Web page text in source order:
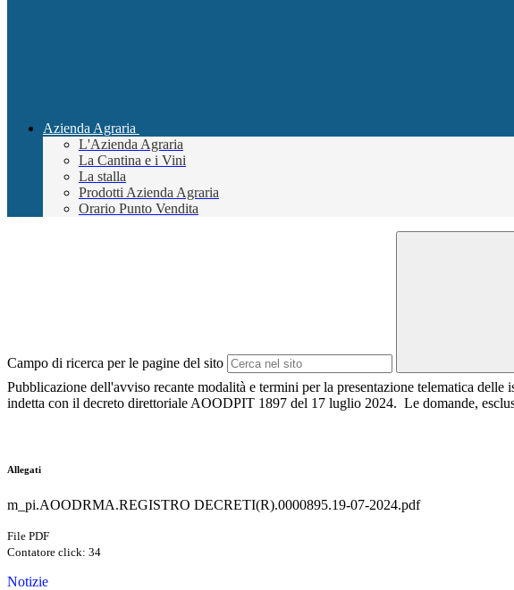
Azienda Agraria
L'Azienda Agraria
La Cantina e i Vini
La stalla
Prodotti Azienda Agraria
Orario Punto Vendita
Campo di ricerca per le pagine del sito
Pubblicazione dell'avviso recante modalità e termini per la presentazione telematica
indetta con il decreto direttoriale AOODPIT 1897 del 17 luglio 2024. Le domande,
Allegati
m_pi.AOODRMA.REGISTRO DECRETI(R).0000895.19-07-2024.pdf
File PDF
Contatore click: 34
Notizie